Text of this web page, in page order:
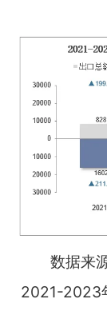
数据来
2021-2023